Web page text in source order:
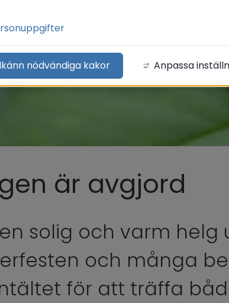
är avgjord
solig och varm helg
och många
för att träffa
nödvändiga kakor Anpassa